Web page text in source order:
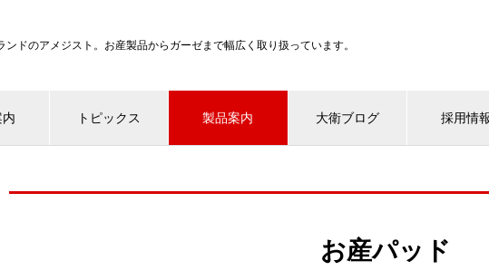
ドのアメジスト。お産製品からガーゼまで幅広く取り扱っています。
トピックス 製品案内 大衛ブログ 採用情
お産パッド